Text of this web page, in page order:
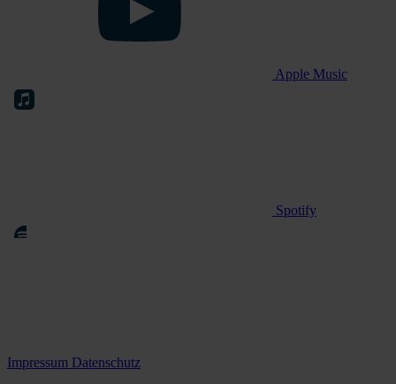
Apple Music
Spotify
Impressum Datenschutz